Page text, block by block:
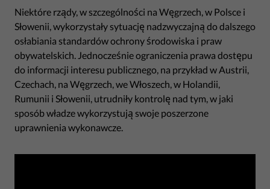
Niektóre rządy, w szczególności na Węgrzech, w Polsce i
Słowenii, wykorzystały sytuację nadzwyczajną do dalszego
osłabiania standardów ochrony środowiska i praw
obywatelskich. Jednocześnie ograniczenia prawa dostępu
do informacji interesu publicznego, na przykład w Austrii,
Czechach, na Węgrzech, we Włoszech, w Holandii,
Rumunii i Słowenii, utrudniły kontrolę nad tym, w jaki
sposób władze wykorzystują swoje poszerzone
uprawnienia wykonawcze.